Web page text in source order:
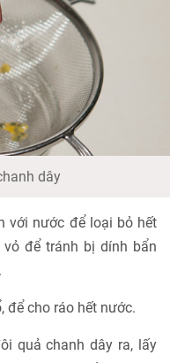
dây
với nước để loại bỏ hết
để tránh bị dính bẩn
để cho ráo hết nước.
quả chanh dây ra, lấy